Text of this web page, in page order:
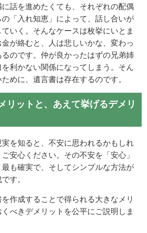
話を進めたくても、それぞれの配偶
「入れ知恵」によって、話し合いが
いく。そんなケースは枚挙にいとま
が絡むと、人は悲しいかな、変わっ
のです。仲が良かったはずの兄弟姉
利かない関係になってしまう。そん
めに、遺言書は存在するのです。
リットと、あえて挙げるデメリ
を知ると、不安に思われるかもしれ
安心ください。その不安を「安心」
も確実で、そしてシンプルな方法が
す。
作成することで得られる大きなメリ
べきデメリットを公平にご説明しま